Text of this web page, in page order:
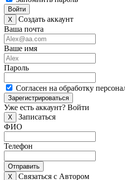
Войти
X
Создать аккаунт
Ваша почта
Ваше имя
Пароль
Согласен на обработку
Зарегистрироваться
Уже есть аккаунт? Войти
X
Записаться
ФИО
Телефон
Отправить
X
Связаться с Автором